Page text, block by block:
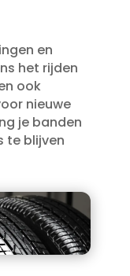
en
het rijden
ook
nieuwe
je banden
te blijven